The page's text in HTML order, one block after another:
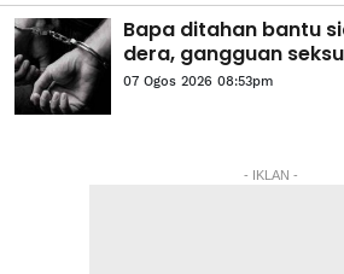
Bapa ditahan bantu
dera, gangguan
07 Ogos 2026 08:53pm
- IKLAN -